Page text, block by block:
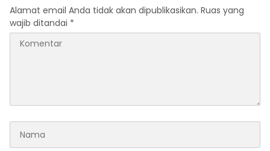
Alamat email Anda tidak akan dipublikasikan. Ruas yang
wajib ditandai *